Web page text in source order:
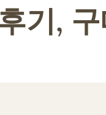
기,